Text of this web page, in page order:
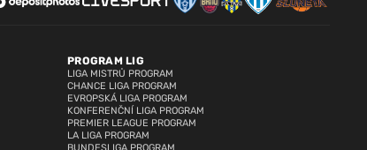
PROGRAM LIG
LIGA MISTRŮ PROGRAM
CHANCE LIGA PROGRAM
EVROPSKÁ LIGA PROGRAM
KONFERENČNÍ LIGA PROGRAM
PREMIER LEAGUE PROGRAM
LA LIGA PROGRAM